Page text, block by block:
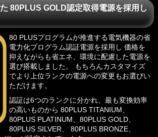
80PLUS GOLD認定取得電源を採用し
80 PLUSプログラムが推進する電気機器の省
電力化プログラム認証電源を採用し 価格を
抑えながらも省エネ、環境に配慮した電源を
選び搭載しました。 もちろんカスタマイズ
でより上位ランクの電源への変更もお選びい
ただけます。
認証は6つのランクに分かれ、最も変換効率
の高いものから 80PLUS TITANIUM、
80PLUS PLATINUM、80PLUS GOLD、
80PLUS SILVER、 80PLUS BRONZE、